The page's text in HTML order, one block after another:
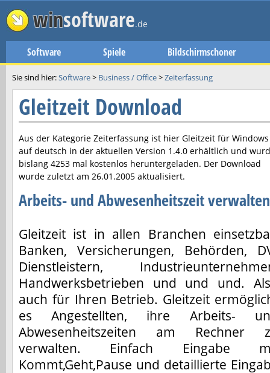
winsoftware.de
Software Spiele Bildschirmschoner
Sie sind hier:Software> Business / Office>Zeiterfassung
Gleitzeit Download
Aus der Kategorie Zeiterfassung ist hier Gleitzeit für Windows
auf deutsch in der aktuellen Version 1.4.0 erhältlich und
bislang 4253 mal kostenlos heruntergeladen. Der Download
wurde zuletzt am 26.01.2005 aktualisiert.
Arbeits- und Abwesenheitszeit verwalten
Gleitzeit ist in allen Branchen
Banken, Versicherungen, Behörden,
Dienstleistern,
Handwerksbetrieben und und und.
auch für Ihren Betrieb. Gleitzeit
es Angestellten, ihre Arbeits-
Abwesenheitszeiten am Rechner
verwalten. Einfach Eingabe
Kommt,Geht,Pause und detaillierte